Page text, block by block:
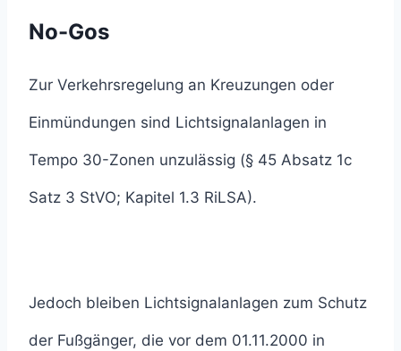
No-Gos
Zur Verkehrsregelung an Kreuzungen oder
Einmündungen sind Lichtsignalanlagen in
Tempo 30-Zonen unzulässig (§ 45 Absatz 1c
Satz 3 StVO; Kapitel 1.3 RiLSA).
Jedoch bleiben Lichtsignalanlagen zum Schutz
der Fußgänger, die vor dem 01.11.2000 in